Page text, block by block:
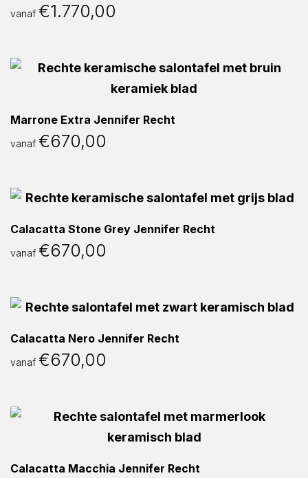
vanaf €1.770,00
Marrone Extra Jennifer Recht
vanaf €670,00
Calacatta Stone Grey Jennifer Recht
vanaf €670,00
Calacatta Nero Jennifer Recht
vanaf €670,00
Calacatta Macchia Jennifer Recht